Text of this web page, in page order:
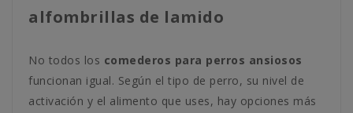
alfombrillas de lamido
No todos los comederos para perros ansiosos
funcionan igual. Según el tipo de perro, su nivel de
activación y el alimento que uses, hay opciones más